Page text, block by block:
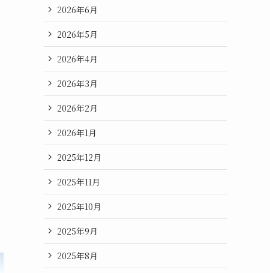
2026年6月
2026年5月
2026年4月
2026年3月
2026年2月
2026年1月
2025年12月
2025年11月
2025年10月
2025年9月
2025年8月